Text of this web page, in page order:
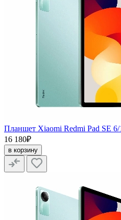
Планшет Xiaomi Redmi Pad SE
16 180₽
в корзину